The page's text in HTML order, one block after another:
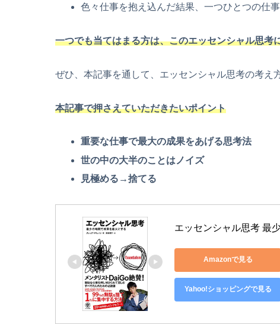
色々仕事を抱え込んだ結果、一つひとつの仕
一つでも当てはまる方は、このエッセンシャル思考
ぜひ、本記事を通して、エッセンシャル思考の考え
本記事で押さえていただきたいポイント
重要な仕事で最大の成果をあげる思考法
世の中の大半のことはノイズ
見極める→捨てる
エッセンシャル思考 最
Amazonで見る
Yahoo!ショッピングで見る